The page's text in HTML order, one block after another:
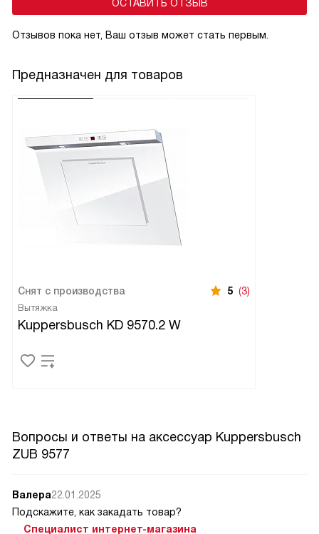
ОСТАВИТЬ ОТЗЫВ
Отзывов пока нет, Ваш отзыв может стать первым.
Предназначен для товаров
Снят с производства 5 (3)
Вытяжка
Kuppersbusch KD 9570.2 W
Вопросы и ответы на аксессуар Kuppersbusch
ZUB 9577
Валера22.01.2025
Подскажите, как закадать товар?
Специалист интернет-магазина